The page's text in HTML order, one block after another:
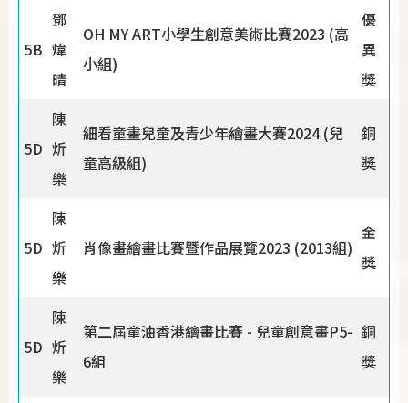
5B
鄧
煒
晴
OH MY ART小學生創意美術比賽2023 (高
小組)
優
異
獎
5D
陳
炘
樂
細看童畫兒童及青少年繪畫大賽2024 (兒
童高級組)
銅
獎
5D
陳
炘
樂
肖像畫繪畫比賽暨作品展覽2023 (2013組)
金
獎
5D
陳
炘
樂
第二屆童油香港繪畫比賽 - 兒童創意畫P5-
6組
銅
獎